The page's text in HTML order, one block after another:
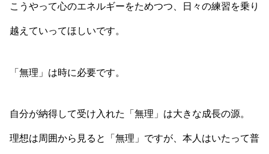
こうやって心のエネルギーをためつつ、日々の練習を乗り
越えていってほしいです。
「無理」は時に必要です。
自分が納得して受け入れた「無理」は大きな成長の源。
理想は周囲から見ると「無理」ですが、本人はいたって普